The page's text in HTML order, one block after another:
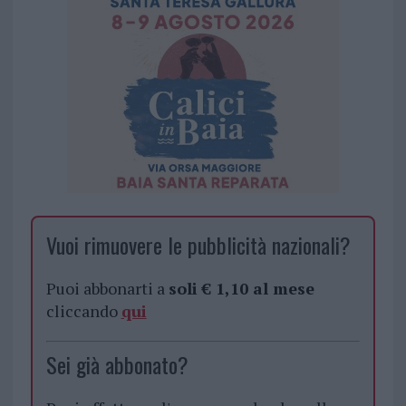
Vuoi rimuovere le pubblicità nazionali?
Puoi abbonarti a soli € 1,10 al mese
cliccando qui
Sei già abbonato?